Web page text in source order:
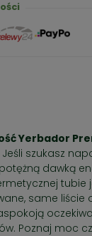
Yerbador
szukasz
dawką
tubie
same liście
Poznaj moc